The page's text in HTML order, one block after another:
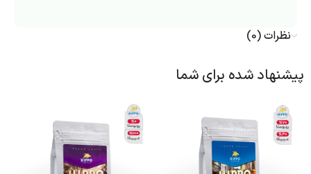
نظرات (0)
پیشنهاد شده برای شما